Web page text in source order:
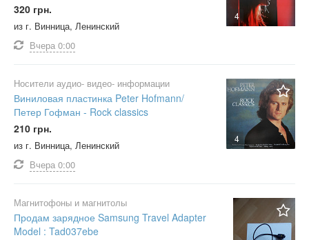
4
320 грн.
из г. Винница, Ленинский
Вчера 0:00
4
Носители аудио- видео- информации
Виниловая пластинка Peter Hofmann/
Петер Гофман - Rock classics
210 грн.
из г. Винница, Ленинский
Вчера 0:00
Магнитофоны и магнитолы
Продам зарядное Samsung Travel Adapter
Model : Tad037ebe